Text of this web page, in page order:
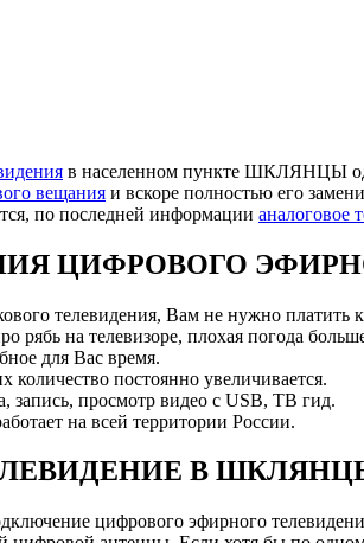
в населенном пункте ШКЛЯНЦЫ
вещания и вскоре полностью его
по последней информации аналоговое
ЦИФРОВОГО
телевидения, Вам не нужно
рябь на телевизоре, плохая погода
для Вас время.
количество постоянно увеличивается.
просмотр видео с USB, ТВ гид.
на всей территории России.
В
цифрового эфирного